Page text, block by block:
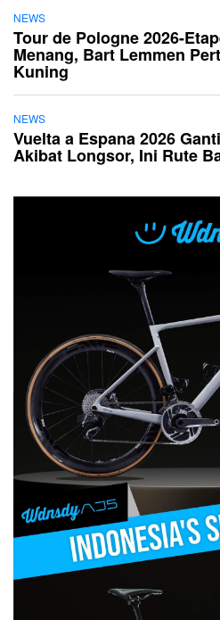
NEWS
Tour de Pologne 2026-
Menang, Bart Lemmen
Kuning
NEWS
Vuelta a Espana 2026
Akibat Longsor, Ini Rute